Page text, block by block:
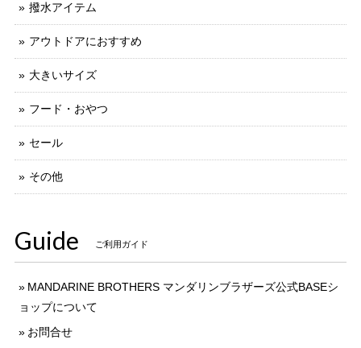
撥水アイテム
アウトドアにおすすめ
大きいサイズ
フード・おやつ
セール
その他
Guide ご利用ガイド
MANDARINE BROTHERS マンダリンブラザーズ公式BASEシ
ョップについて
お問合せ